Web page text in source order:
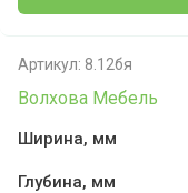
Артикул: 8.12бя
Волхова Мебель
Ширина, мм
Глубина, мм